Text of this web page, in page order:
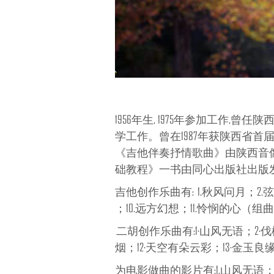
1956年生, 1975年参加工作,曾任
学工作。曾在1987年获陕西省首
《吉他伴奏抒情歌曲》由陕西
础教程》一书由同心出版社出
吉他创作乐曲有: 1.秋风问月；2.
；10.远方幻想；11.怜悯的心（
二胡创作乐曲有:1·山风无语；2·
烟；12·天空有朵云彩；13·金玉
为电影做曲的影片有:1.山风无语